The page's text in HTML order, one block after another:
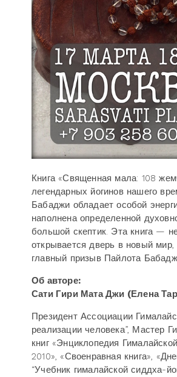
Книга «Священная мала: 108
легендарных йогинов нашего
Бабаджи обладает особой
наполнена определенной
большой скептик. Эта книга —
открывается дверь в новый
главный призыв Пайлота
Об авторе:
Сати Гири Мата Джи (Елена
Президент Ассоциации
реализации человека”, Мастер
книг «Энциклопедия
2010», «Своенравная книга»,
“Учебник гималайской сиддха-